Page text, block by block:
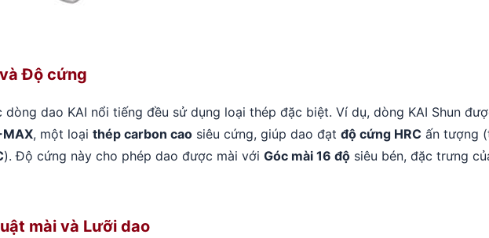
và Độ cứng
dòng dao KAI nổi tiếng đều sử dụng loại thép đặc biệt. Ví dụ, dòng KAI Shun
, một loại thép carbon cao siêu cứng, giúp dao đạt độ cứng HRC ấn tượng
). Độ cứng này cho phép dao được mài với Góc mài 16 độ siêu bén, đặc trưng
mài và Lưỡi dao